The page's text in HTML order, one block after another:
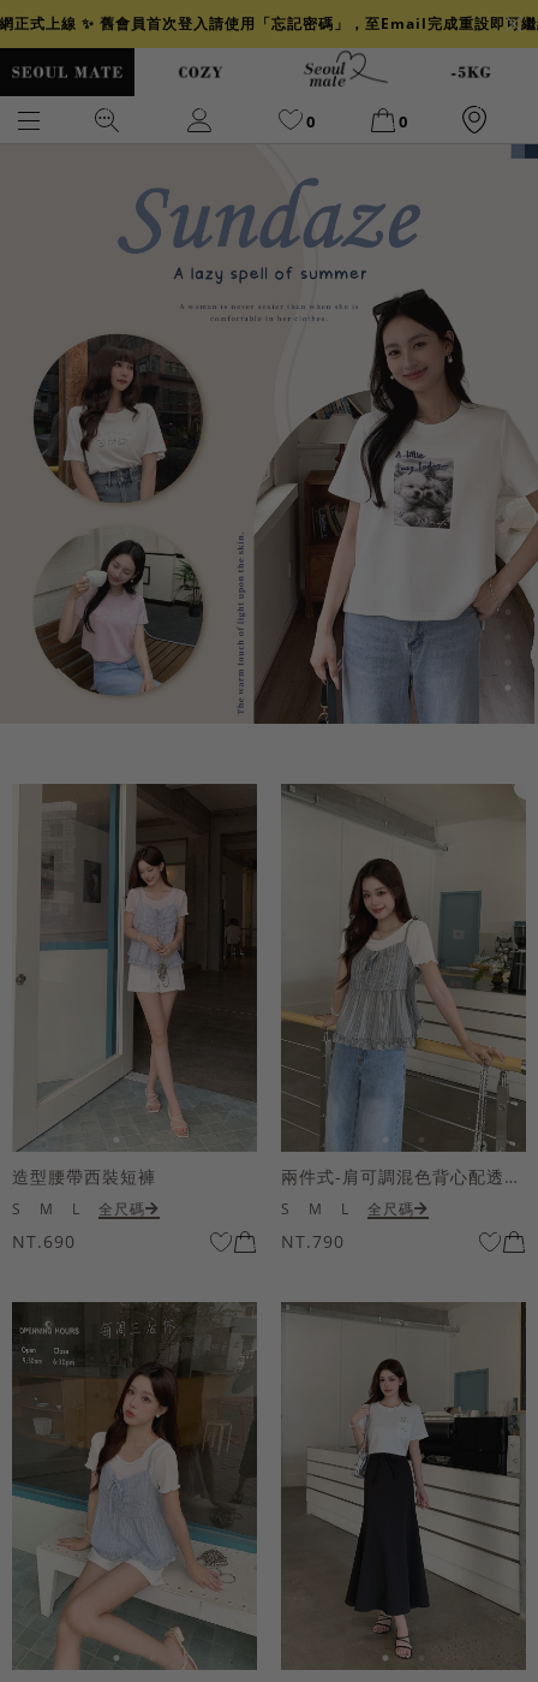
正式上線 ✨ 舊會員首次登入請使用「忘記密碼」，至Email完成重設即可
0 0
背心
透膚 小香 牛仔
襯衫 褲裙 冰感
涼感
造型腰帶西裝短褲
S M L 全尺碼
NT.690
兩件式-肩可調混色背心配透膚短袖上衣
S M L 全尺碼
NT.790